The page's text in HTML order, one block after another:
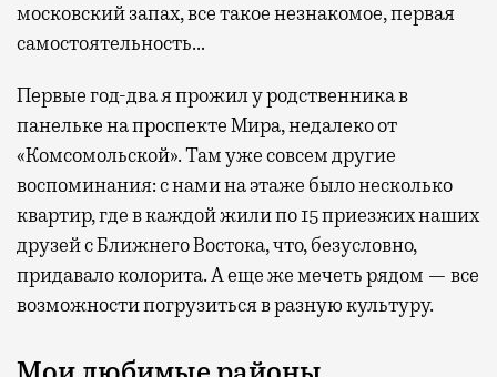
московский запах, все такое незнакомое, первая
самостоятельность…
Первые год-два я прожил у родственника в
панельке на проспекте Мира, недалеко от
«Комсомольской». Там уже совсем другие
воспоминания: с нами на этаже было несколько
квартир, где в каждой жили по 15 приезжих наших
друзей с Ближнего Востока, что, безусловно,
придавало колорита. А еще же мечеть рядом — все
возможности погрузиться в разную культуру.